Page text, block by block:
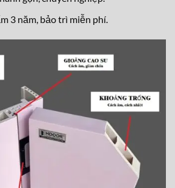
3 năm, bảo trì miễn phí.